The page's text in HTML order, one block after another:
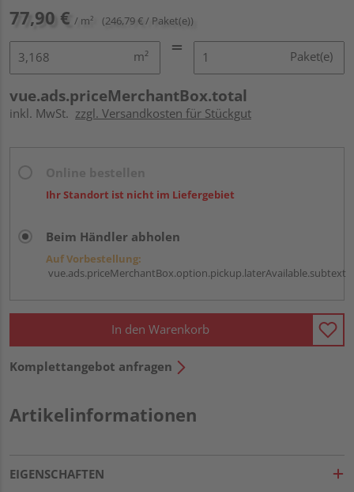
77,90 € / m² (246,79 € / Paket(e))
m² Paket(e)
vue.ads.priceMerchantBox.total
inkl. MwSt. zzgl. Versandkosten für Stückgut
Ihr Standort ist nicht im Liefergebiet
Beim Händler abholen
Auf Vorbestellung:
vue.ads.priceMerchantBox.option.pickup.laterAvailable.subtext
In den Warenkorb
Komplettangebot anfragen
Artikelinformationen
EIGENSCHAFTEN